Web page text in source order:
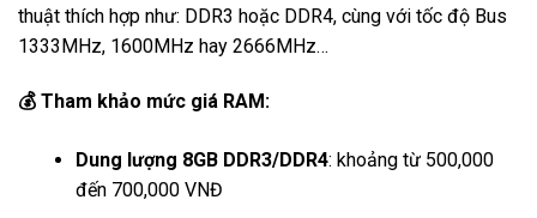
thuật thích hợp như: DDR3 hoặc DDR4, cùng với tốc độ Bus
1333MHz, 1600MHz hay 2666MHz…
💰 Tham khảo mức giá RAM:
Dung lượng 8GB DDR3/DDR4: khoảng từ 500,000
đến 700,000 VNĐ